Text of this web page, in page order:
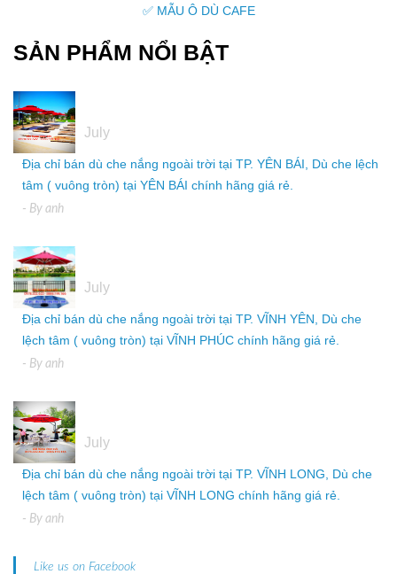
✅ MẪU Ô DÙ CAFE
SẢN PHẨM NỔI BẬT
July
Địa chỉ bán dù che nắng ngoài trời tại TP. YÊN BÁI, Dù che lệch
tâm ( vuông tròn) tại YÊN BÁI chính hãng giá rẻ.
- By anh
July
Địa chỉ bán dù che nắng ngoài trời tại TP. VĨNH YÊN, Dù che
lệch tâm ( vuông tròn) tại VĨNH PHÚC chính hãng giá rẻ.
- By anh
July
Địa chỉ bán dù che nắng ngoài trời tại TP. VĨNH LONG, Dù che
lệch tâm ( vuông tròn) tại VĨNH LONG chính hãng giá rẻ.
- By anh
Like us on Facebook